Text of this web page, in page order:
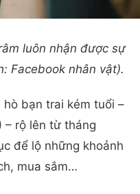
luôn nhận được sự
Facebook nhân vật).
hò bạn trai kém tuổi –
– rộ lên từ tháng
để lộ những khoảnh
mua sắm…